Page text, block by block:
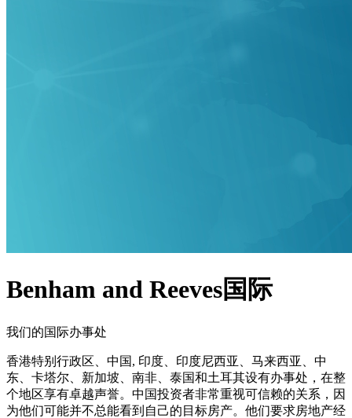
Benham and Reeves国际
我们的国际办事处
香港特别行政区、中国, 印度、印度尼西亚、马来西亚、中
东、卡塔尔、新加坡、南非、泰国和土耳其设有办事处，在整
个地区享有卓越声誉。中国投资者非常重视可信赖的关系，因
为他们可能并不总能看到自己的目标房产。他们要求房地产经